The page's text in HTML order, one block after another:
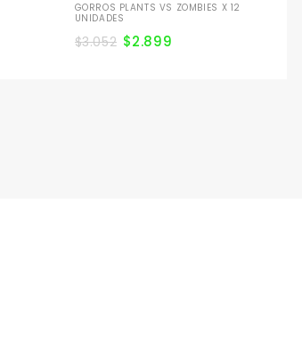
GORROS PLANTS VS ZOMBIES X 12
UNIDADES
$3.052 $2.899